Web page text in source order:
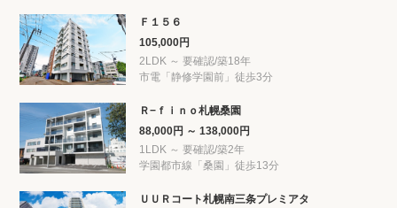
Ｆ１５６
105,000円
2LDK ～ 要確認/築18年
市電「静修学園前」徒歩3分
Ｒ−ｆｉｎｏ札幌桑園
88,000円 ～ 138,000円
1LDK ～ 要確認/築2年
学園都市線「桑園」徒歩13分
ＵＵＲコート札幌南三条プレミアタ